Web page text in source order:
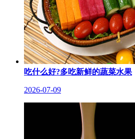
吃什么好?多吃新鲜的蔬菜水果
2026-07-09